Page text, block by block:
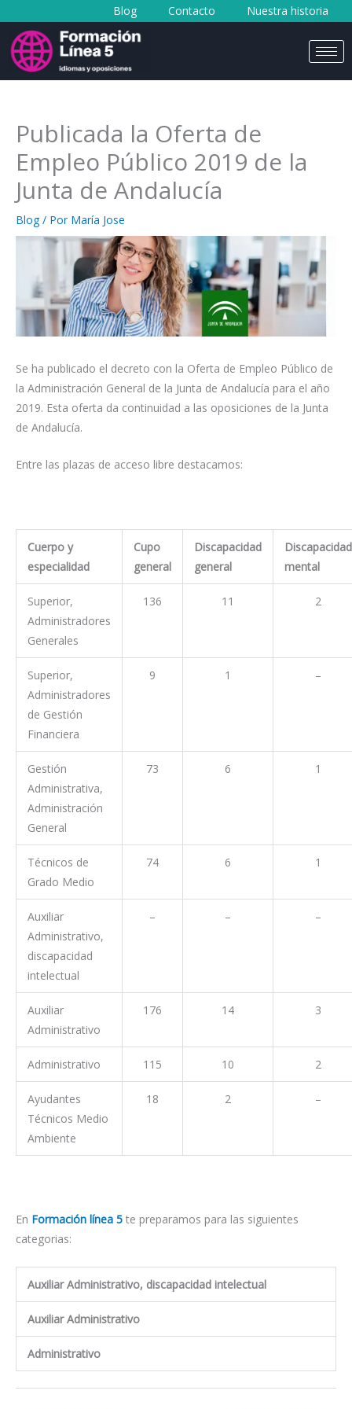
contenido
Blog Contacto Nuestra historia
Publicada la Oferta de
Empleo Público 2019 de la
Junta de Andalucía
Blog/ Por María Jose
Se ha publicado el decreto con la Oferta de Empleo Público de
la Administración General de la Junta de Andalucía para el año
2019. Esta oferta da continuidad a las oposiciones de la Junta
de Andalucía.
Entre las plazas de acceso libre destacamos:
Cuerpo y
especialidad
Cupo
general
Discapacidad
general
Discapacidad
mental
Superior,
Administradores
Generales
136 11 2
Superior,
Administradores
de Gestión
Financiera
9 1 –
Gestión
Administrativa,
Administración
General
73 6 1
Técnicos de
Grado Medio
74 6 1
Auxiliar
Administrativo,
discapacidad
intelectual
– – –
Auxiliar
Administrativo
176 14 3
Administrativo 115 10 2
Ayudantes
Técnicos Medio
Ambiente
18 2 –
En Formación línea 5 te preparamos para las siguientes
categorias:
Auxiliar Administrativo, discapacidad intelectual
Auxiliar Administrativo
Administrativo